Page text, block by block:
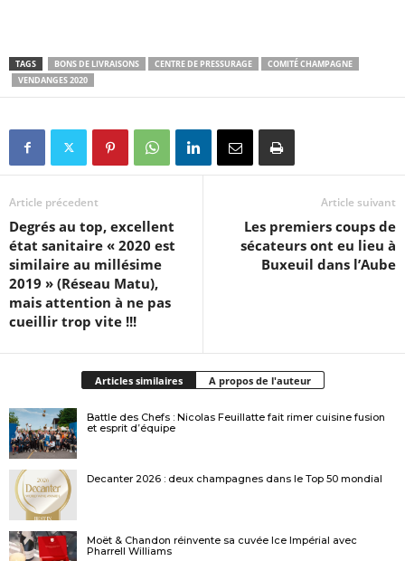
TAGS BONS DE LIVRAISONS CENTRE DE PRESSURAGE
COMITÉ CHAMPAGNE
VENDANGES 2020
Article précedent
Degrés au top, excellent
état sanitaire « 2020 est
similaire au millésime
2019 » (Réseau Matu),
mais attention à ne pas
cueillir trop vite !!!
Article suivant
Les premiers coups de
sécateurs ont eu lieu à
Buxeuil dans l’Aube
Articles similaires A propos de l'auteur
Battle des Chefs : Nicolas Feuillatte fait rimer cuisine fusion
et esprit d’équipe
Decanter 2026 : deux champagnes dans le Top 50 mondial
Moët & Chandon réinvente sa cuvée Ice Impérial avec
Pharrell Williams